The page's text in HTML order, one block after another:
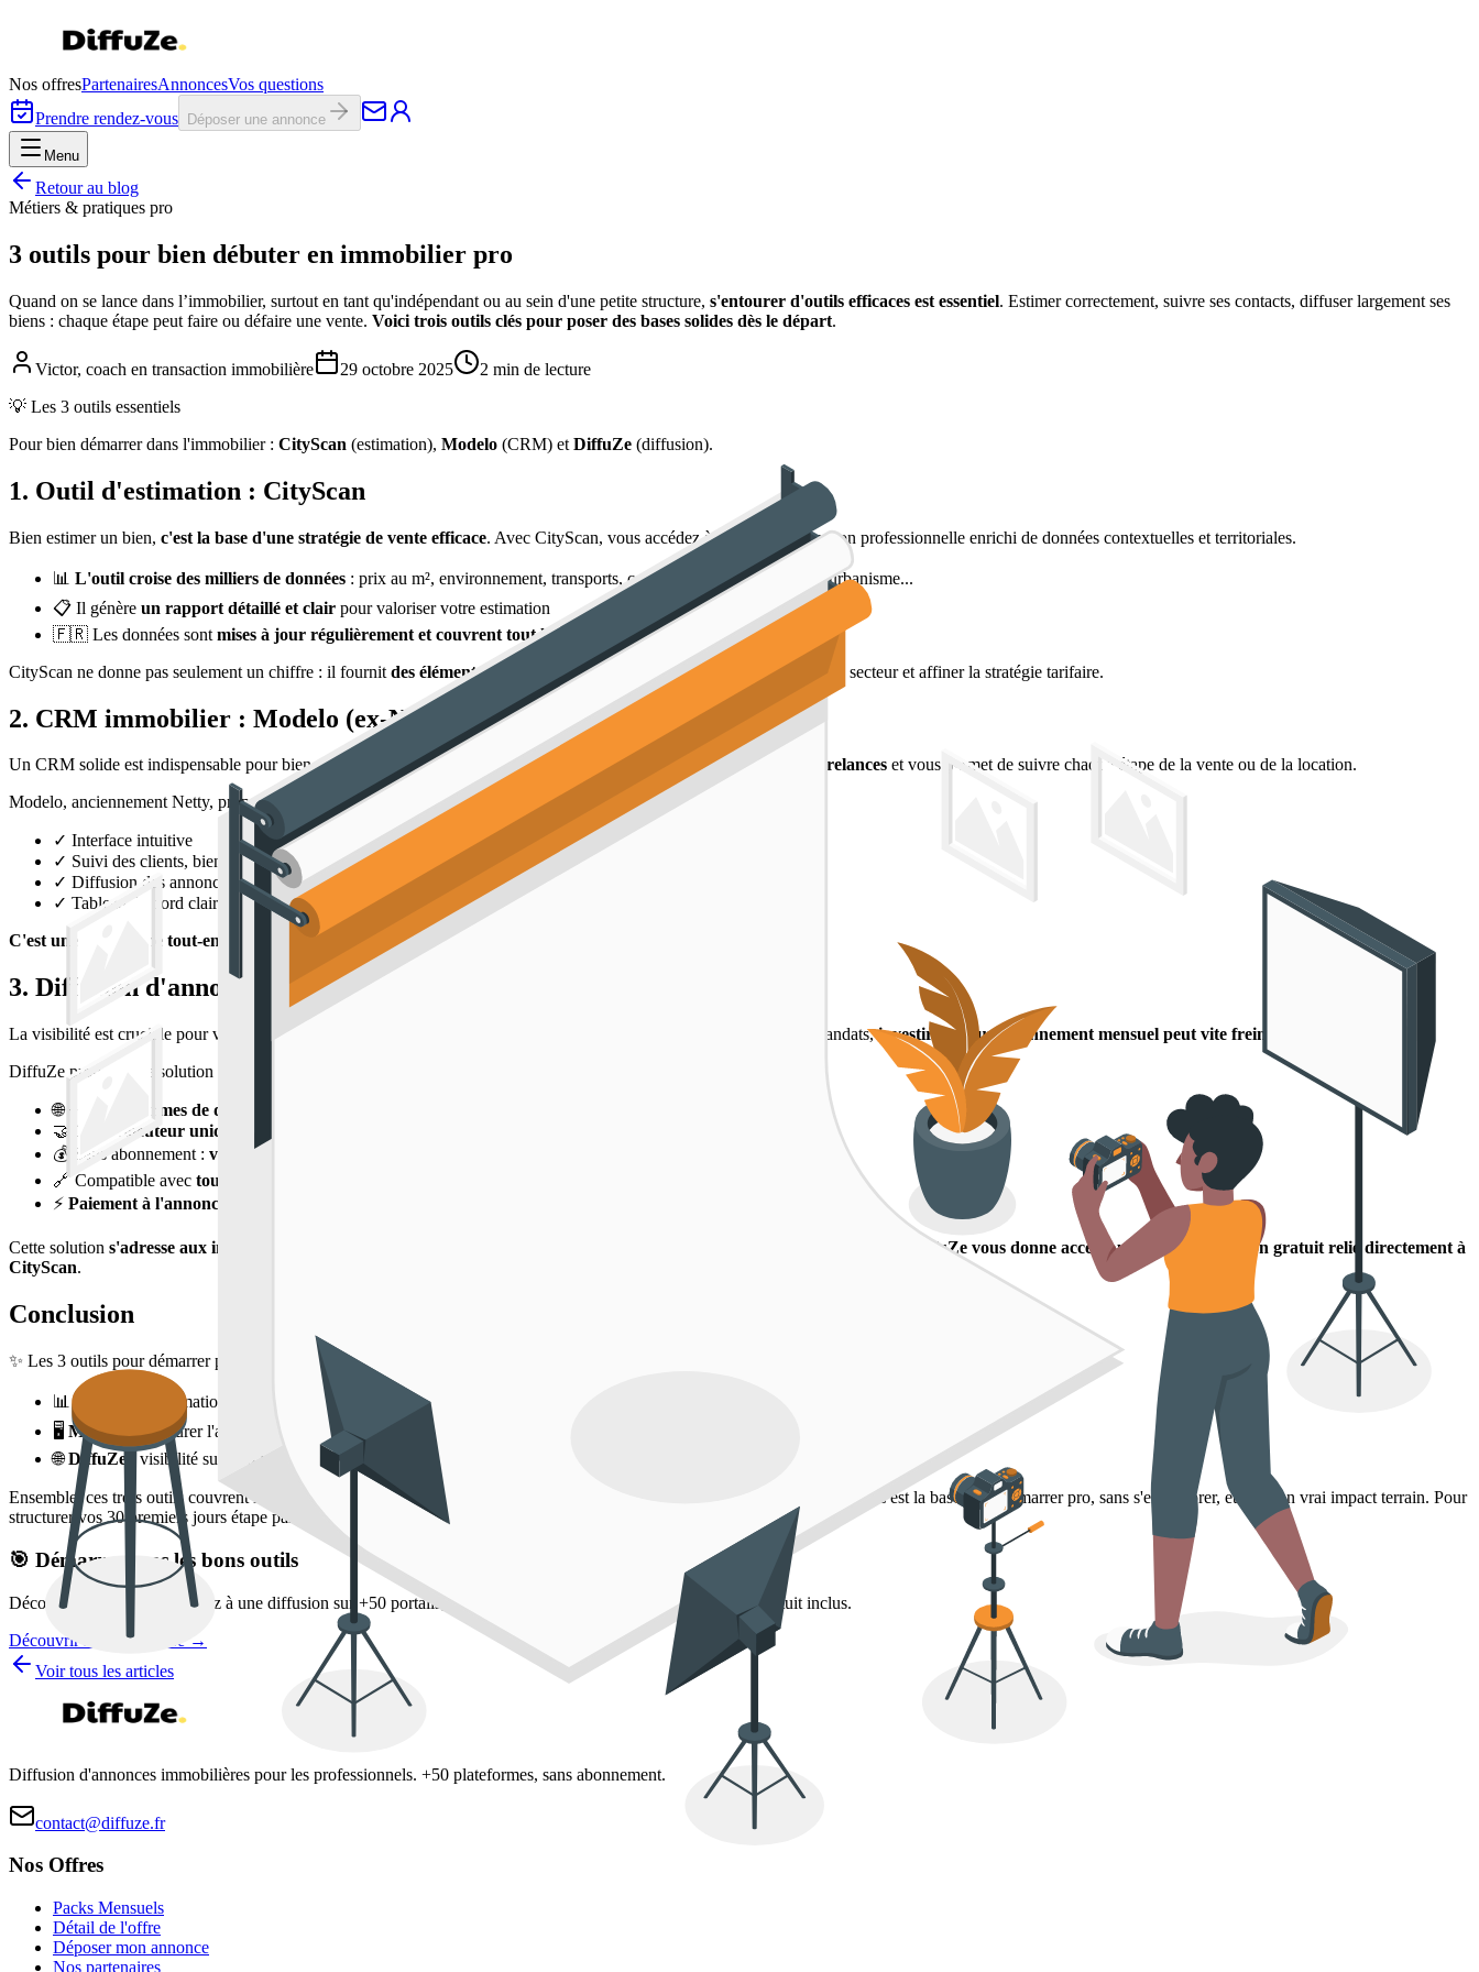
Nos offresPartenairesAnnoncesVos questions
Prendre rendez-vous
Déposer une annonce
Menu
Retour au blog
Métiers & pratiques pro
3 outils pour bien débuter en immobilier pro
Quand on se lance dans l’immobilier, surtout en tant qu'indépendant ou au sein d'une petite structure, s'entourer d'outils efficaces est essentiel. Estimer correctement, suivre ses contacts, diffuser largement ses
biens : chaque étape peut faire ou défaire une vente. Voici trois outils clés pour poser des bases solides dès le départ.
Victor, coach en transaction immobilière 29 octobre 2025 2 min de lecture
💡 Les 3 outils essentiels
Pour bien démarrer dans l'immobilier : CityScan (estimation), Modelo (CRM) et DiffuZe (diffusion).
1. Outil d'estimation : CityScan
Bien estimer un bien, c'est la base d'une stratégie de vente efficace. Avec CityScan, vous accédez à un outil d'estimation professionnelle enrichi de données contextuelles et territoriales.
📊 L'outil croise des milliers de données : prix au m², environnement, transports, commerces, écoles, projets d'urbanisme...
📋 Il génère un rapport détaillé et clair pour valoriser votre estimation
🇫🇷 Les données sont mises à jour régulièrement et couvrent tout le territoire français
CityScan ne donne pas seulement un chiffre : il fournit des éléments pour argumenter face au client , mieux cerner son secteur et affiner la stratégie tarifaire.
2. CRM immobilier : Modelo (ex-Netty)
Un CRM solide est indispensable pour bien démarrer dans l'immobilier.Il centralise vos contacts, vos mandats, vos relances et vous permet de suivre chaque étape de la vente ou de la location.
Modelo, anciennement Netty, propose une solution complète, pensée pour les pros de terrain :
✓ Interface intuitive
✓ Suivi des clients, biens, tâches et rappels automatiques
✓ Diffusion des annonces sur les principaux portails immobiliers
✓ Tableau de bord clair pour piloter votre activité au quotidien
C'est une plateforme tout-en-un
qui vous permet de gagner du temps tout en professionnalisant votre relation client.
3. Diffusion d'annonces sans abonnement : DiffuZe
La visibilité est cruciale pour vendre un bien rapidement. Pourtant, quand on débute ou qu'on a un volume limité de mandats,investir dans un abonnement mensuel peut vite freiner
DiffuZe propose une solution taillée pour les pros agiles :
🌐 +50 plateformes de diffusion de référence
🤝 1 interlocuteur unique
💰 Sans abonnement : vous ne payez que ce que vous publiez
🔗 Compatible avec tous les logiciels métiers
⚡ Paiement à l'annonce
Cette solution s'adresse aux indépendants et petites agences
DiffuZe vous donne accès à un outil d'estimation gratuit relié directement à
CityScan.
Conclusion
✨ Les 3 outils pour démarrer pro
📊
: estimation crédible, données fiables et locales
🖥️ Modelo
: structurer l'activité, suivre mandats et clients
🌐 DiffuZe : visibilité sur +50 portails, sans engagement
Ensemble, ces trois outils couvrent l'essentiel : l'évaluation du bien, la gestion de la relation client et la diffusion efficace. C'est la base pour démarrer pro, sans s'encombrer, et avec un vrai impact terrain. Pour
structurer vos 30 premiers jours étape par étape, suivez aussi notre
checklist pour lancer votre agence immobilière.
🎯 Démarrez avec les bons outils
Découvrez DiffuZe et accédez à une diffusion sur +50 portails, sans abonnement, avec un outil d'estimation gratuit inclus.
Découvrir l'offre DiffuZe →
Voir tous les articles
Diffusion d'annonces immobilières pour les professionnels. +50 plateformes, sans abonnement.
contact@diffuze.fr
Nos Offres
Packs Mensuels
Détail de l'offre
Déposer mon annonce
Nos partenaires